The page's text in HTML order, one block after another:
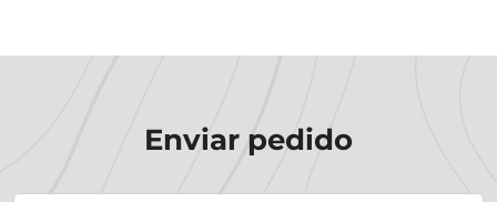
Enviar pedido